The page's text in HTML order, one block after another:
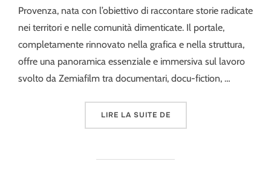
Provenza, nata con l’obiettivo di raccontare storie radicate
nei territori e nelle comunità dimenticate. Il portale,
completamente rinnovato nella grafica e nella struttura,
offre una panoramica essenziale e immersiva sul lavoro
svolto da Zemiafilm tra documentari, docu-fiction, …
LIRE LA SUITE DE« ON LINE LA NUOVA